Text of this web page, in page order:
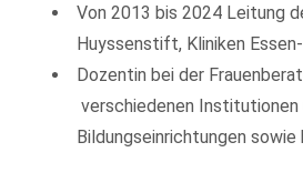
Von 2013 bis 2024 Leitung
Huyssenstift, Kliniken
Dozentin bei der
verschiedenen Institutionen
Bildungseinrichtungen sowie